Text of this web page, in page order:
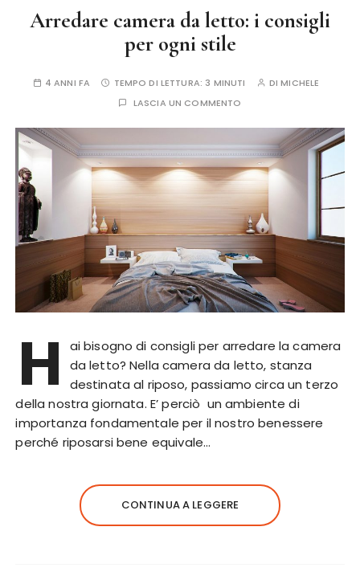
Arredare camera da letto: i consigli
per ogni stile
4 ANNI FA TEMPO DI LETTURA: 3 MINUTI DIMICHELE
LASCIA UN COMMENTO
H
ai bisogno di consigli per arredare la camera
da letto? Nella camera da letto, stanza
destinata al riposo, passiamo circa un terzo
della nostra giornata. E’ perciò un ambiente di
importanza fondamentale per il nostro benessere
perché riposarsi bene equivale…
CONTINUA A LEGGERE